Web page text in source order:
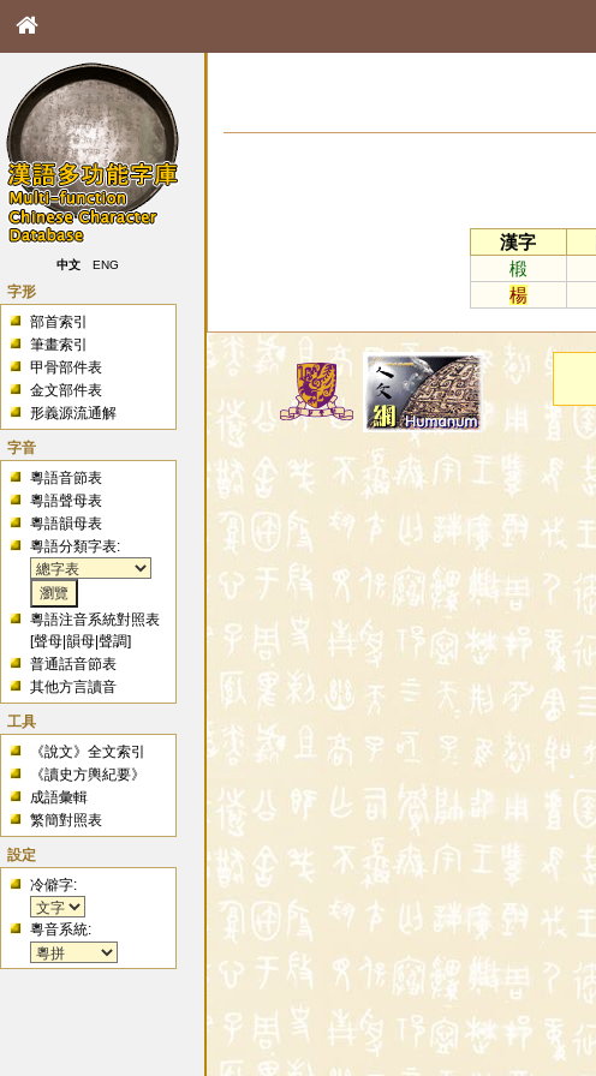
中文 ENG
字形
部首索引
筆畫索引
甲骨部件表
金文部件表
形義源流通解
字音
粵語音節表
粵語聲母表
粵語韻母表
粵語分類字表:
粵語注音系統對照表
[聲母 |韻母 |聲調]
普通話音節表
其他方言讀音
工具
《說文》全文索引
《讀史方輿紀要》
成語彙輯
繁簡對照表
設定
冷僻字:
粵音系統:
漢字
椴
楊